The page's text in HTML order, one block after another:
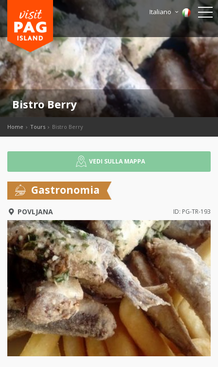
Italiano
Bistro Berry
Home Tours Bistro Berry
VEDI SULLA MAPPA
Gastronomia
POVLJANA ID: PG-TR-193